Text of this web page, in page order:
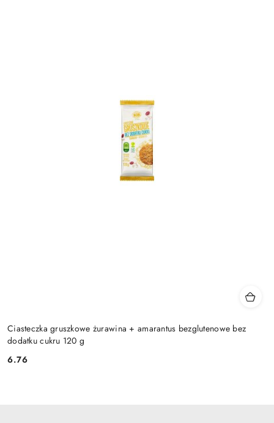
Ciasteczka gruszkowe żurawina + amarantus bezglutenowe bez
dodatku cukru 120 g
Cena:
6.76